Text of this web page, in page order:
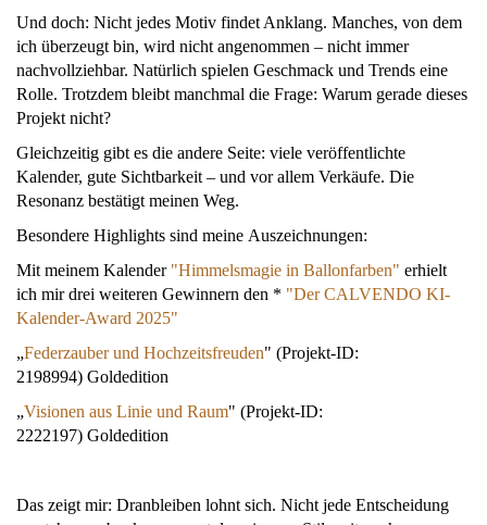
Und doch: Nicht jedes Motiv findet Anklang. Manches, von dem
ich überzeugt bin, wird nicht angenommen – nicht immer
nachvollziehbar. Natürlich spielen Geschmack und Trends eine
Rolle. Trotzdem bleibt manchmal die Frage: Warum gerade dieses
Projekt nicht?
Gleichzeitig gibt es die andere Seite: viele veröffentlichte
Kalender, gute Sichtbarkeit – und vor allem Verkäufe. Die
Resonanz bestätigt meinen Weg.
Besondere Highlights sind meine Auszeichnungen:
Mit meinem Kalender "Himmelsmagie in Ballonfarben" erhielt
ich mir drei weiteren Gewinnern den * "Der CALVENDO KI-
Kalender-Award 2025"
„Federzauber und Hochzeitsfreuden" (Projekt-ID:
2198994) Goldedition
„Visionen aus Linie und Raum" (Projekt-ID:
2222197) Goldedition
Das zeigt mir: Dranbleiben lohnt sich. Nicht jede Entscheidung